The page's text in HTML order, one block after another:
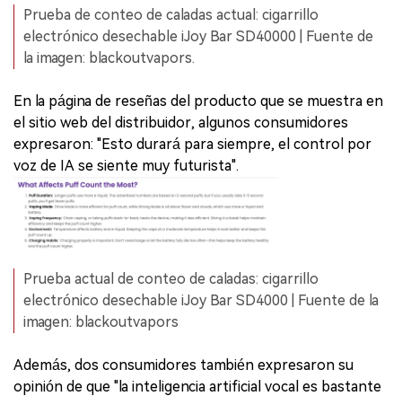
Prueba de conteo de caladas actual: cigarrillo
electrónico desechable iJoy Bar SD40000 | Fuente de
la imagen: blackoutvapors.
En la página de reseñas del producto que se muestra en
el sitio web del distribuidor, algunos consumidores
expresaron: "Esto durará para siempre, el control por
voz de IA se siente muy futurista".
Prueba actual de conteo de caladas: cigarrillo
electrónico desechable iJoy Bar SD4000 | Fuente de la
imagen: blackoutvapors
Además, dos consumidores también expresaron su
opinión de que "la inteligencia artificial vocal es bastante